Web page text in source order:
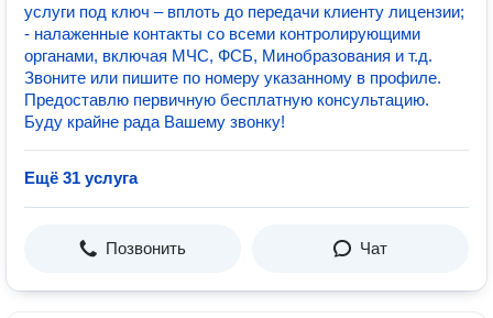
услуги под ключ – вплоть до передачи клиенту лицензии;
- налаженные контакты со всеми контролирующими
органами, включая МЧС, ФСБ, Минобразования и т.д.
Звоните или пишите по номеру указанному в профиле.
Предоставлю первичную бесплатную консультацию.
Буду крайне рада Вашему звонку!
Ещё 31 услуга
Позвонить Чат